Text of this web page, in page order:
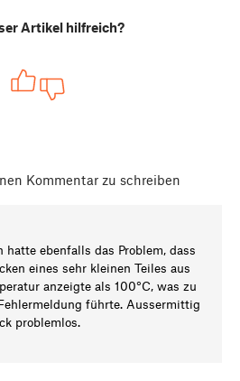
Artikel hilfreich?
Kommentar zu schreiben
hatte ebenfalls das Problem, dass
eines sehr kleinen Teiles aus
anzeigte als 100°C, was zu
führte. Aussermittig
problemlos.